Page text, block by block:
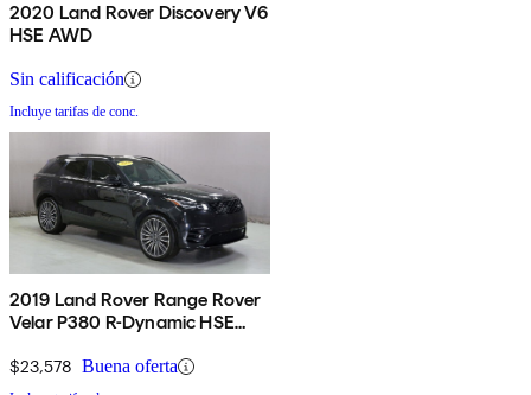
2020 Land Rover Discovery V6
HSE AWD
Sin calificación
Incluye tarifas de conc.
2019 Land Rover Range Rover
Velar P380 R-Dynamic HSE
$23,578 Buena oferta